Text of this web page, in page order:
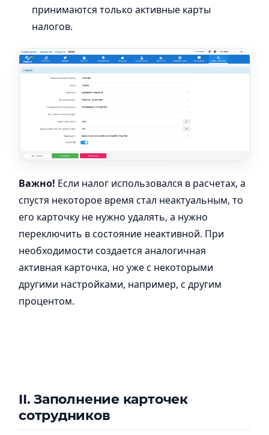
принимаются только активные карты
налогов.
Важно! Если налог использовался в расчетах, а
спустя некоторое время стал неактуальным, то
его карточку не нужно удалять, а нужно
переключить в состояние неактивной. При
необходимости создается аналогичная
активная карточка, но уже с некоторыми
другими настройками, например, с другим
процентом.
II.Заполнение карточек
сотрудников